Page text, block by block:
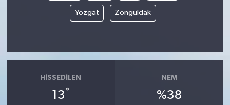
Yozgat Zonguldak
HISSEDILEN
13°
NEM
%38